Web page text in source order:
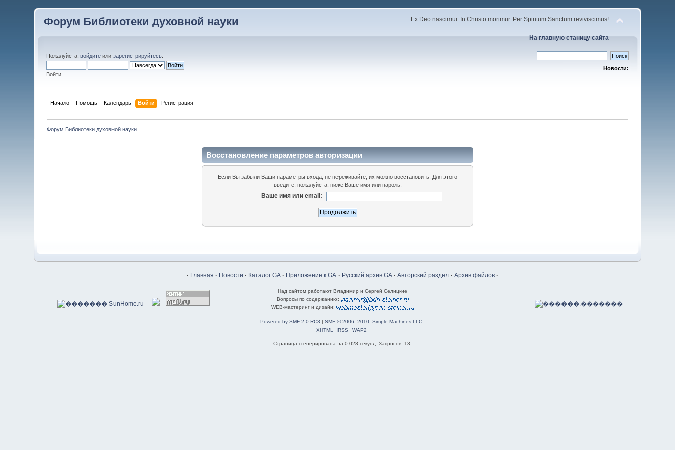
Форум Библиотеки духовной науки Ex Deo nascimur. In Christo morimur. Per Spiritum Sanctum reviviscimus!
На главную станицу сайта
Пожалуйста,войдите илизарегистрируйтесь
Войти
Новости:
Начало Помощь Календарь Войти Регистрация
Форум Библиотеки духовной науки
Восстановление параметров авторизации
Если Вы забыли Ваши параметры входа, не переживайте, их можно восстановить. Для этого
введите, пожалуйста, ниже Ваше имя или пароль.
Ваше имя или email:
· Главная · Новости · Каталог GA · Приложение к GA · Русский архив GA · Авторский раздел · Архив файлов ·
Над сайтом работают Владимир и Сергей Селицкие
Вопросы по содержанию:
WEB-мастеринг и дизайн:
Powered by SMF 2.0 RC3 | SMF © 2006–2010, Simple Machines LLC
XHTML
RSS WAP2
Страница сгенерирована за 0.028 секунд. Запросов: 13.